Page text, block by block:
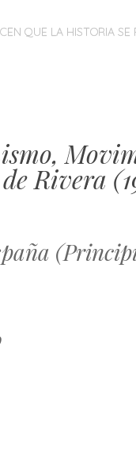
QUE LA HISTORIA SE
Rivera